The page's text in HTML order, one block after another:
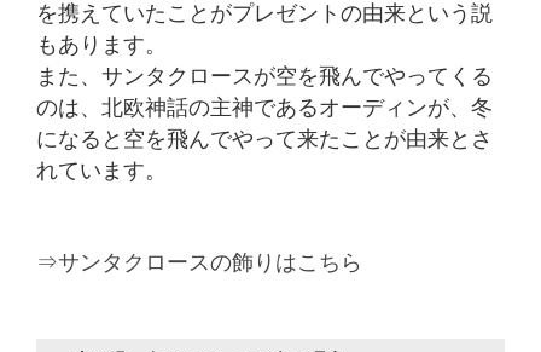
を携えていたことがプレゼントの由来という説
もあります。
また、サンタクロースが空を飛んでやってくる
のは、北欧神話の主神であるオーディンが、冬
になると空を飛んでやって来たことが由来とさ
れています。
⇒サンタクロースの飾りはこちら